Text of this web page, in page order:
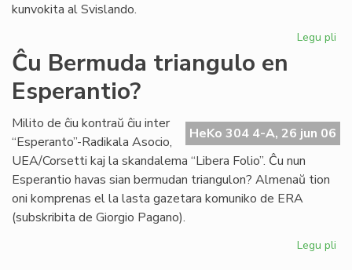
kunvokita al Svislando.
Legu pli
Ĉu Bermuda triangulo en
Esperantio?
HeKo 304 4-A, 26 jun 06
Milito de ĉiu kontraŭ ĉiu inter
“Esperanto”-Radikala Asocio,
UEA/Corsetti kaj la skandalema “Libera Folio”. Ĉu nun
Esperantio havas sian bermudan triangulon? Almenaŭ tion
oni komprenas el la lasta gazetara komuniko de ERA
(subskribita de Giorgio Pagano).
Legu pli